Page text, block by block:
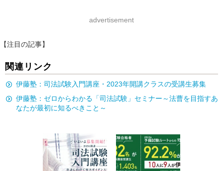
advertisement
【注目の記事】
関連リンク
伊藤塾：司法試験入門講座・2023年開講クラスの受講生募集
伊藤塾：ゼロからわかる「司法試験」セミナー～法曹を目指すあ
なたが最初に知るべきこと～